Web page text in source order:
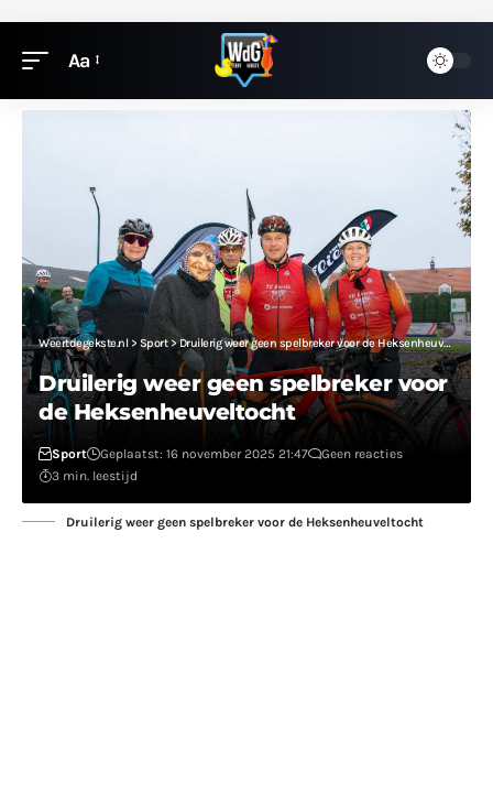
Aa
Weertdegekste.nl> Sport>Druilerig weer geen spelbreker voor de Heksenheuveltocht
Druilerig weer geen spelbreker voor
de Heksenheuveltocht
Sport Geplaatst: 16 november 2025 21:47
Geen reacties
3 min. leestijd
Druilerig weer geen spelbreker voor de Heksenheuveltocht